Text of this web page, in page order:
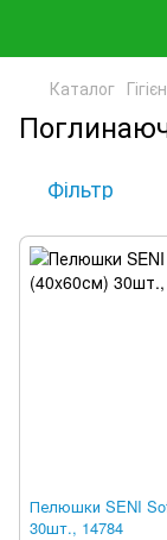
Каталог
Фільтр
Пелюшки SENI
30шт., 14784